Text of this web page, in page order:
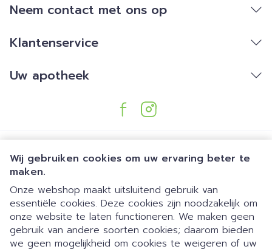
Wij gebruiken cookies om uw ervaring beter te
maken.
Onze webshop maakt uitsluitend gebruik van
essentiële cookies. Deze cookies zijn noodzakelijk om
onze website te laten functioneren. We maken geen
gebruik van andere soorten cookies; daarom bieden
we geen mogelijkheid om cookies te weigeren of uw
Neem contact met ons op
Klantenservice
Uw apotheek
Juridische links